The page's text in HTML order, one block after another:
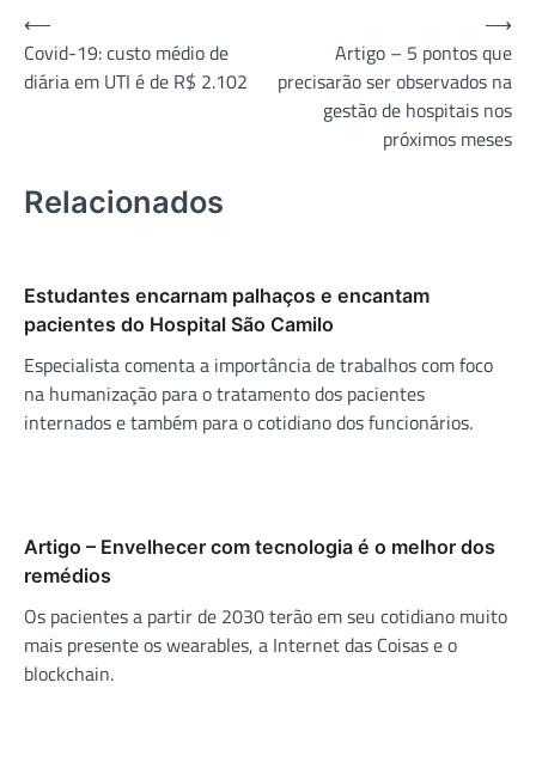
Navegação
de
Post
⟵
Covid-19: custo médio de
diária em UTI é de R$ 2.102
Artigo – 5 pontos que
precisarão ser observados na
gestão de hospitais nos
próximos meses
⟶
Relacionados
Estudantes encarnam palhaços e encantam
pacientes do Hospital São Camilo
Especialista comenta a importância de trabalhos com foco
na humanização para o tratamento dos pacientes
internados e também para o cotidiano dos funcionários.
Artigo – Envelhecer com tecnologia é o melhor dos
remédios
Os pacientes a partir de 2030 terão em seu cotidiano muito
mais presente os wearables, a Internet das Coisas e o
blockchain.